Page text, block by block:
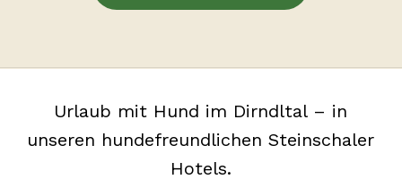
Urlaub mit Hund im Dirndltal – in
unseren hundefreundlichen Steinschaler
Hotels.